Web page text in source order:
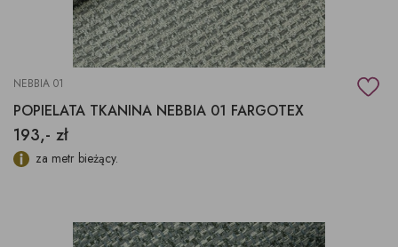
NEBBIA 01
POPIELATA TKANINA NEBBIA 01 FARGOTEX
193,- zł
za metr bieżący.